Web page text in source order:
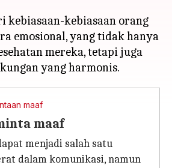
kebiasaan orang
emosional, yang tidak hanya
mereka, tetapi juga
maaf
maaf
menjadi salah satu
dalam komunikasi, namun